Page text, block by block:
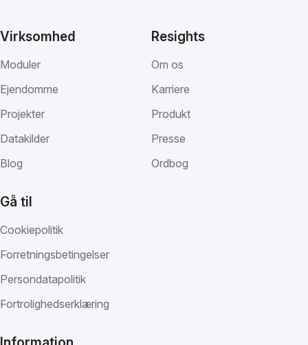
Virksomhed
Moduler
Ejendomme
Projekter
Datakilder
Blog
Resights
Om os
Karriere
Produkt
Presse
Ordbog
Gå til
Cookiepolitik
Forretningsbetingelser
Persondatapolitik
Fortrolighedserklæring